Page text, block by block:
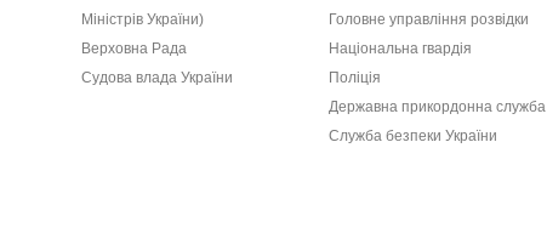
Міністрів України)
Верховна Рада
Судова влада України
Головне управління розвідки
Національна гвардія
Поліція
Державна прикордонна служба
Служба безпеки України